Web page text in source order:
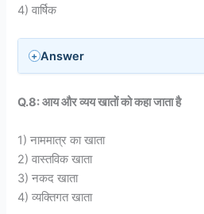
4) वार्षिक
Answer
Q.8: आय और व्यय खातों को कहा जाता है
1) नाममात्र का खाता
2) वास्तविक खाता
3) नकद खाता
4) व्यक्तिगत खाता